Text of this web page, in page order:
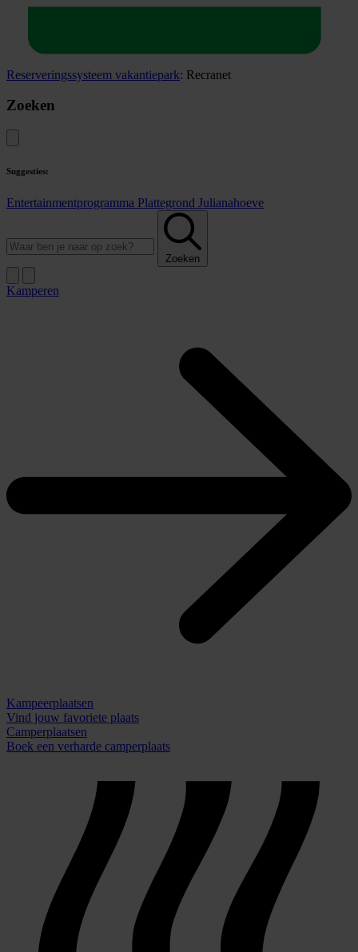
Reserveringssysteem vakantiepark: Recranet
Zoeken
Suggesties:
Entertainmentprogramma Plattegrond Julianahoeve
Zoeken
Kamperen
Kampeerplaatsen
Vind jouw favoriete plaats
Camperplaatsen
Boek een verharde camperplaats